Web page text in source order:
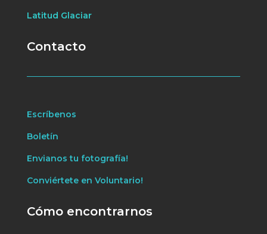
Latitud Glaciar
Contacto
Escríbenos
Boletín
Envianos tu fotografía!
Conviértete en Voluntario!
Cómo encontrarnos